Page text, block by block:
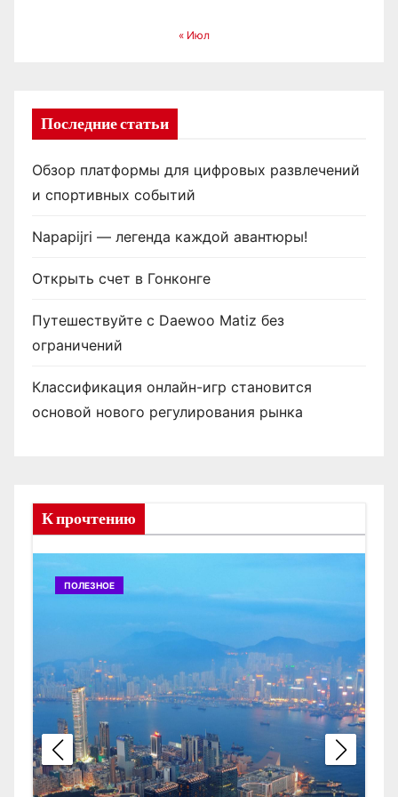
« Июл
Последние статьи
Обзор платформы для цифровых развлечений
и спортивных событий
Napapijri — легенда каждой авантюры!
Открыть счет в Гонконге
Путешествуйте с Daewoo Matiz без
ограничений
Классификация онлайн-игр становится
основой нового регулирования рынка
К прочтению
ПОЛЕЗНОЕ